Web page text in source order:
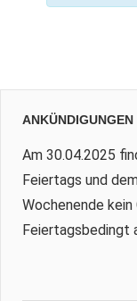
ANKÜNDIGUNGEN
Am 30.04.2025
Feiertags und
Wochenende
Feiertagsbedingt